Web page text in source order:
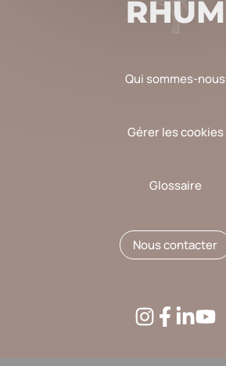
Qui sommes-nous
Gérer les cookies
Glossaire
Nous contacter